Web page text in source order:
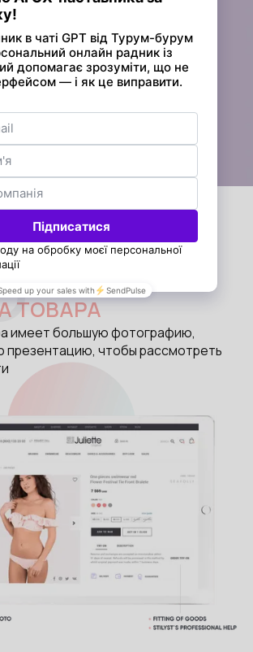
ТОВАРА
имеет большую фотографию,
презентацию, чтобы рассмотреть